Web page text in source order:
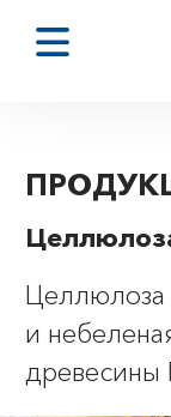
Целлюлоза
и